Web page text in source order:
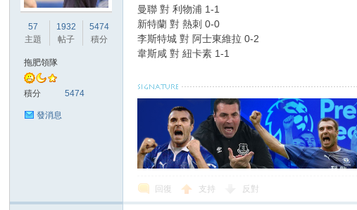
57
主題
1932
帖子
5474
積分
拖肥領隊
積分 5474
發消息
曼聯 對 利物浦 1-1
新特蘭 對 熱刺 0-0
李斯特城 對 阿士東維拉 0-2
韋斯咸 對 紐卡素 1-1
回復 支持 反對